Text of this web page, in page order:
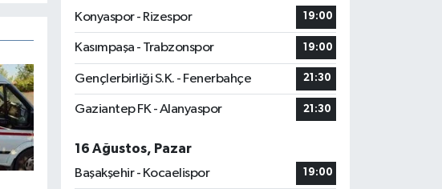
Konyaspor - Rizespor
19:00
Kasımpaşa - Trabzonspor 19:00
Gençlerbirliği S.K. - Fenerbahçe 21:30
Gaziantep FK - Alanyaspor 21:30
16 Ağustos, Pazar
Başakşehir - Kocaelispor
19:00